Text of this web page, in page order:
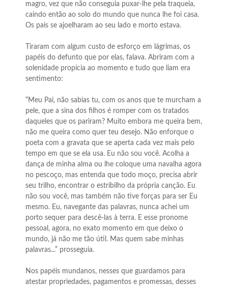
magro, vez que não conseguia puxar-lhe pela traqueia,
caindo então ao solo do mundo que nunca lhe foi casa.
Os pais se ajoelharam ao seu lado e morto estava.
Tiraram com algum custo de esforço em lágrimas, os
papéis do defunto que por elas, falava. Abriram com a
solenidade propícia ao momento e tudo que liam era
sentimento:
“Meu Pai, não sabias tu, com os anos que te murcham a
pele, que a sina dos filhos é romper com os tratados
daqueles que os pariram? Muito embora me queira bem,
não me queira como quer teu desejo. Não enforque o
poeta com a gravata que se aperta cada vez mais pelo
tempo em que se ela usa. Eu não sou você. Acolha a
dança de minha alma ou lhe coloque uma navalha agora
no pescoço, mas entenda que todo moço, precisa abrir
seu trilho, encontrar o estribilho da própria canção. Eu
não sou você, mas também não tive forças para ser Eu
mesmo. Eu, navegante das palavras, nunca achei um
porto sequer para descê-las à terra. E esse pronome
pessoal, agora, no exato momento em que deixo o
mundo, já não me tão útil. Mas quem sabe minhas
palavras...” prosseguia.
Nos papéis mundanos, nesses que guardamos para
atestar propriedades, pagamentos e promessas, desses